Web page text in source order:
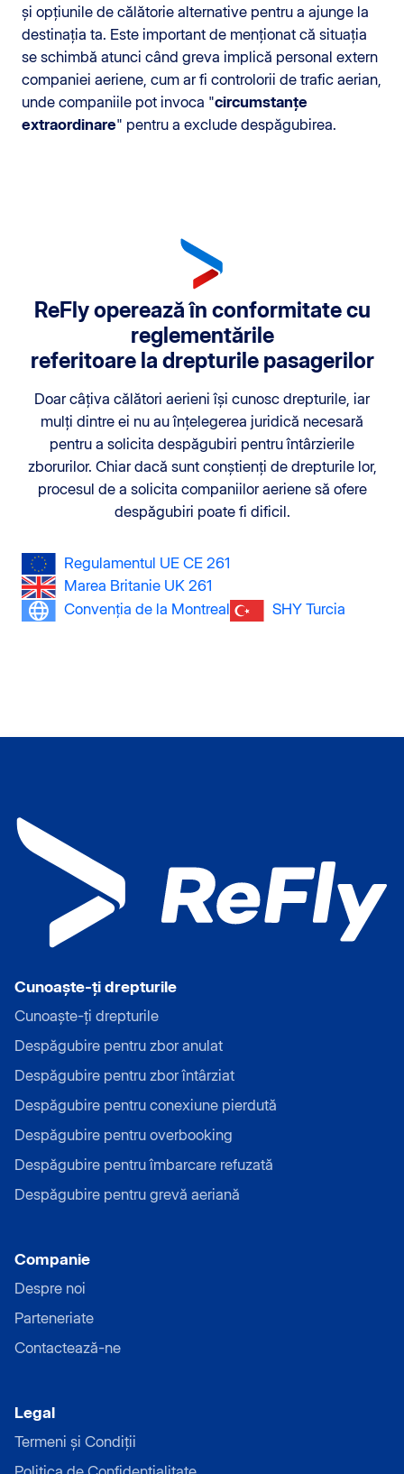
și opțiunile de călătorie alternative pentru a ajunge la
destinația ta. Este important de menționat că situația
se schimbă atunci când greva implică personal extern
companiei aeriene, cum ar fi controlorii de trafic aerian,
unde companiile pot invoca "circumstanțe
extraordinare" pentru a exclude despăgubirea.
ReFly operează în conformitate cu
reglementările
referitoare la drepturile pasagerilor
Doar câțiva călători aerieni își cunosc drepturile, iar
mulți dintre ei nu au înțelegerea juridică necesară
pentru a solicita despăgubiri pentru întârzierile
zborurilor. Chiar dacă sunt conștienți de drepturile lor,
procesul de a solicita companiilor aeriene să ofere
despăgubiri poate fi dificil.
Regulamentul UE CE 261
Marea Britanie UK 261
Convenția de la Montreal
SHY Turcia
Cunoaște-ți drepturile
Cunoaște-ți drepturile
Despăgubire pentru zbor anulat
Despăgubire pentru zbor întârziat
Despăgubire pentru conexiune pierdută
Despăgubire pentru overbooking
Despăgubire pentru îmbarcare refuzată
Despăgubire pentru grevă aeriană
Companie
Despre noi
Parteneriate
Contactează-ne
Legal
Termeni și Condiții